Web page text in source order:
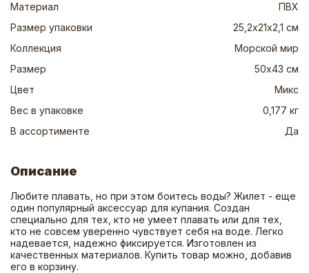
Материал
ПВХ
Размер упаковки
25,2х21х2,1 см
Коллекция
Морской мир
Размер
50х43 см
Цвет
Микс
Вес в упаковке
0,177 кг
В ассортименте
Да
Описание
Любите плавать, но при этом боитесь воды? Жилет - еще
один популярный аксессуар для купания. Создан
специально для тех, кто не умеет плавать или для тех,
кто не совсем уверенно чувствует себя на воде. Легко
надевается, надежно фиксируется. Изготовлен из
качественных материалов. Купить товар можно, добавив
его в корзину.